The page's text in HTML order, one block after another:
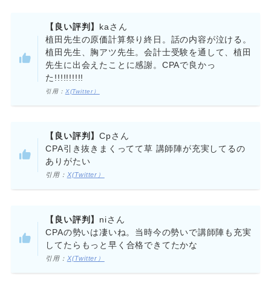
【良い評判】
kaさん
植田先生の原価計算祭り終日。話の内容が泣ける。
植田先生、胸アツ先生。会計士受験を通して、植田
先生に出会えたことに感謝。CPAで良かっ
た!!!!!!!!!!
引用： X(Twitter）
【良い評判】Cpさん
CPA引き抜きまくってて草 講師陣が充実してるの
ありがたい
引用： X(Twitter）
【良い評判】 niさん
CPAの勢いは凄いね。当時今の勢いで講師陣も充実
してたらもっと早く合格できてたかな
引用： X(Twitter）